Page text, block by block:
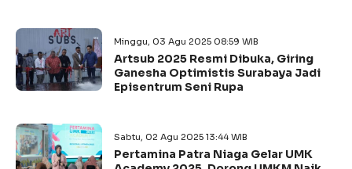
Minggu, 03 Agu 2025 08:59 WIB
Artsub 2025 Resmi Dibuka, Giring
Ganesha Optimistis Surabaya Jadi
Episentrum Seni Rupa
Sabtu, 02 Agu 2025 13:44 WIB
Pertamina Patra Niaga Gelar UMK